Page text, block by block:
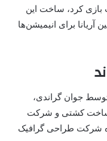
سم و کت بازی کرد، ساخت این
همچنین آریانا برای انیمیشن‌ها
توسط جوان گراندی،
ساخت کشتی و شرکت
شرکت طراحی گرافیک